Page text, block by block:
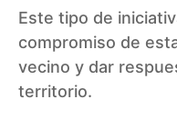
Este tipo de
compromiso de
vecino y dar
territorio.